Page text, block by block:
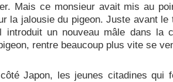
Mais ce monsieur avait mis au
la jalousie du pigeon. Juste avant
introduit un nouveau mâle dans la
rentre beaucoup plus vite se
Japon, les jeunes citadines qui